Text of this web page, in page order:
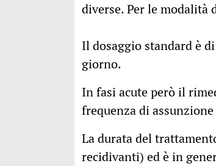
diverse. Per le modalità
Il dosaggio standard è
giorno.
In fasi acute però il
frequenza di
La durata del
recidivanti) ed è in